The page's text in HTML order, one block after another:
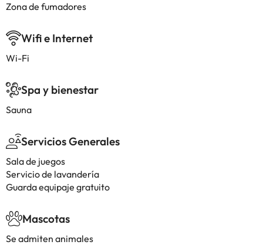
Zona de fumadores
Wifi e Internet
Wi-Fi
Spa y bienestar
Sauna
Servicios Generales
Sala de juegos
Servicio de lavandería
Guarda equipaje gratuito
Mascotas
Se admiten animales